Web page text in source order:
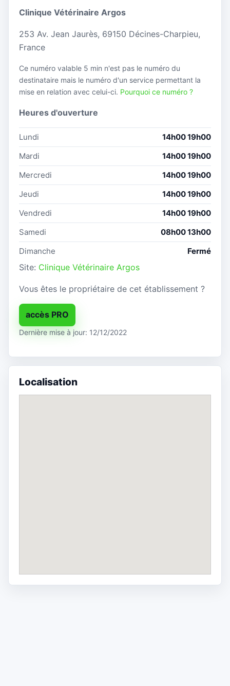
Clinique Vétérinaire Argos
253 Av. Jean Jaurès, 69150 Décines-Charpieu,
France
Ce numéro valable 5 min n'est pas le numéro du
destinataire mais le numéro d'un service permettant la
mise en relation avec celui-ci. Pourquoi ce numéro ?
Heures d'ouverture
Lundi
14h00 19h00
Mardi
14h00 19h00
Mercredi
14h00 19h00
Jeudi
14h00 19h00
Vendredi
14h00 19h00
Samedi
08h00 13h00
Dimanche
Fermé
Site: Clinique Vétérinaire Argos
Vous êtes le propriétaire de cet établissement ?
accès PRO
Dernière mise à jour: 12/12/2022
Localisation